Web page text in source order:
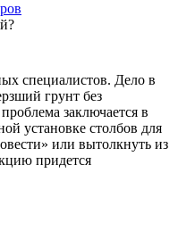
специалистов. Дело в
грунт без
заключается в
установке столбов для
или вытолкнуть из
придется